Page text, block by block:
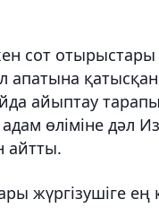
сот
айыптау
өліміне дәл
айтты.
жүргізушіге